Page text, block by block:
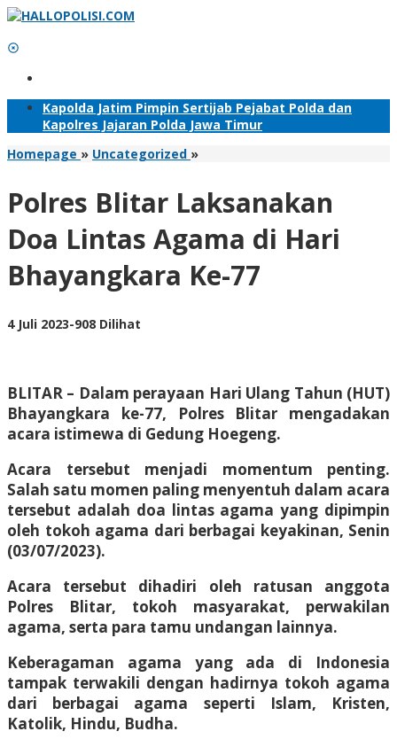
Lewati
konten
Kapolda Jatim Pimpin Sertijab Pejabat Polda dan
Kapolres Jajaran Polda Jawa Timur
Homepage » Uncategorized »Polres
Doa
Agama
di
Hari
Bhayangkara
Polres Blitar Laksanakan
Doa Lintas Agama di Hari
Bhayangkara Ke-77
4 Juli 2023oleh
-908 Dilihat
BLITAR – Dalam perayaan Hari Ulang Tahun (HUT)
Bhayangkara ke-77, Polres Blitar mengadakan
acara istimewa di Gedung Hoegeng.
Acara tersebut menjadi momentum penting.
Salah satu momen paling menyentuh dalam acara
tersebut adalah doa lintas agama yang dipimpin
oleh tokoh agama dari berbagai keyakinan, Senin
(03/07/2023).
Acara tersebut dihadiri oleh ratusan anggota
Polres Blitar, tokoh masyarakat, perwakilan
agama, serta para tamu undangan lainnya.
Keberagaman agama yang ada di Indonesia
tampak terwakili dengan hadirnya tokoh agama
dari berbagai agama seperti Islam, Kristen,
Katolik, Hindu, Budha.